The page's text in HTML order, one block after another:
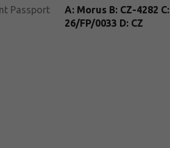
Passport
A: Morus B: CZ-4282 C:
26/FP/0033 D: CZ